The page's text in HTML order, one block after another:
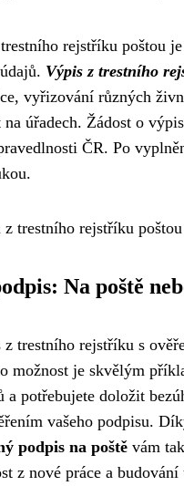
rejstříku poštou
Výpis z trestního
vyřizování různých
úřadech. Žádost o
ČR. Po
trestního rejstříku
Na poště
z trestního rejstříku s
možnost je skvělým
a potřebujete doložit
vašeho podpisu.
podpis na poště vám
z nové práce a budování